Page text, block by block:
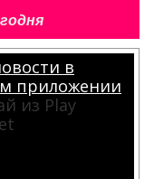
в
приложении
из Play